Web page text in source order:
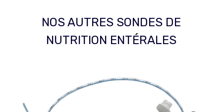
NOS AUTRES SONDES DE
NUTRITION ENTÉRALES